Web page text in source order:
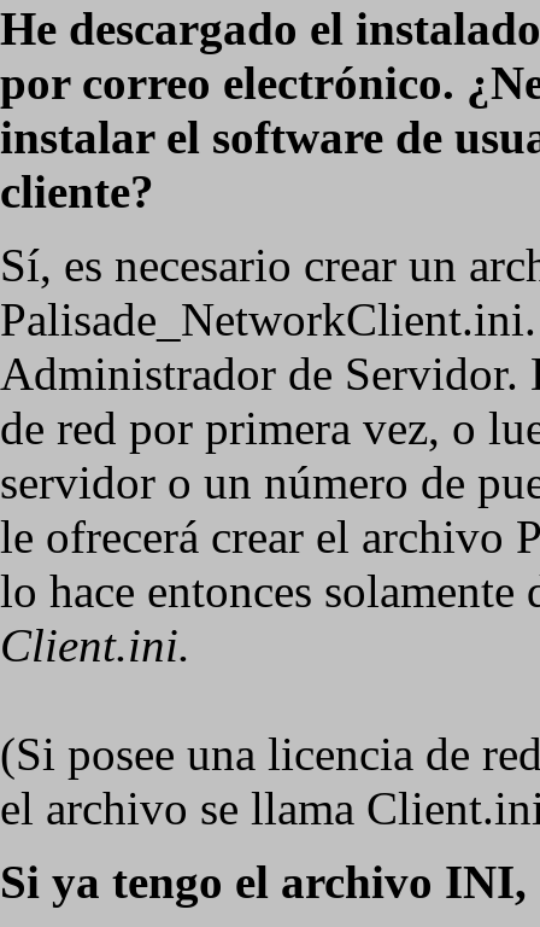
He descargado el
por correo electrónico.
instalar el software de
cliente?
Sí, es necesario crear un
Administrador de Servidor.
de red por primera vez, o
servidor o un número de
le ofrecerá crear el archivo
lo hace entonces
Client.ini.
(Si posee una licencia de
el archivo se llama
Si ya tengo el archivo INI,